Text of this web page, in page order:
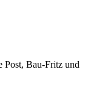
Post, Bau-Fritz und